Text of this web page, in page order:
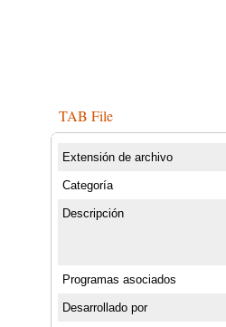
TAB File
Extensión de archivo
Categoría
Descripción
Programas asociados
Desarrollado por